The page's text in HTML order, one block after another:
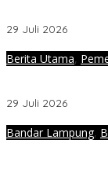
29 Juli 2026
Berita Utama,
29 Juli 2026
Bandar Lampung,